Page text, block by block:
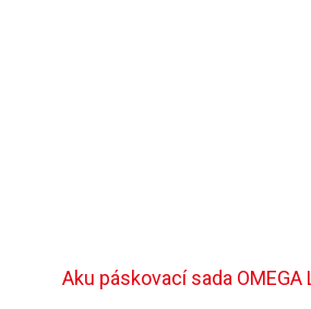
Aku páskovací sada OMEGA